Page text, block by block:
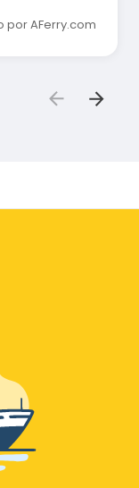
por AFerry.com